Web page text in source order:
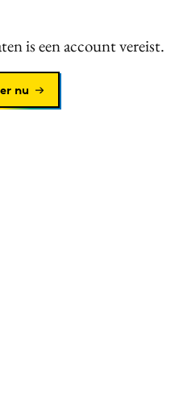
is een account vereist.
nu